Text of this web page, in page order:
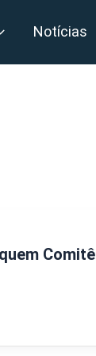
Notícias
Comitê